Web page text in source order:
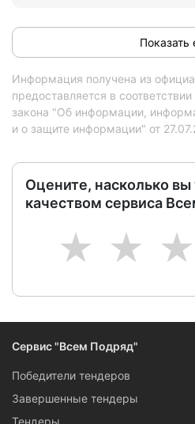
Показать
Информация получена из
предоставляется в
закона "Об информации,
и о защите информации" от
Оцените, насколько
качеством сервиса
3
2
1
Сервис "Всем Подряд"
Победители тендеров
Завершенные тендеры
Тендеры